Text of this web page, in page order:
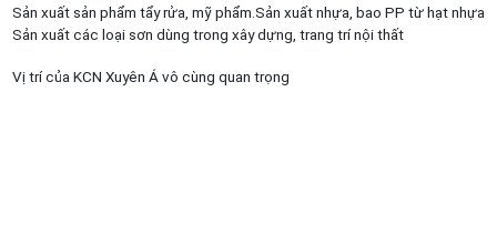
Sản xuất sản phẩm tẩy rửa, mỹ phẩm.Sản xuất nhựa, bao PP từ hạt nhựa
Sản xuất các loại sơn dùng trong xây dựng, trang trí nội thất
Vị trí của KCN Xuyên Á vô cùng quan trọng